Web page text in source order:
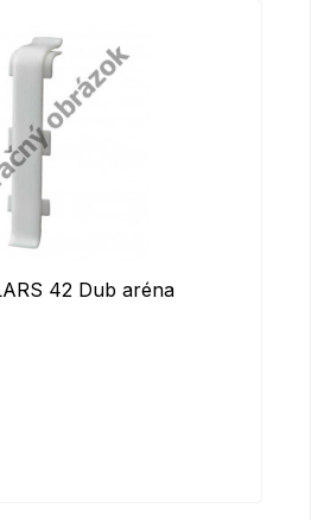
42 Dub aréna